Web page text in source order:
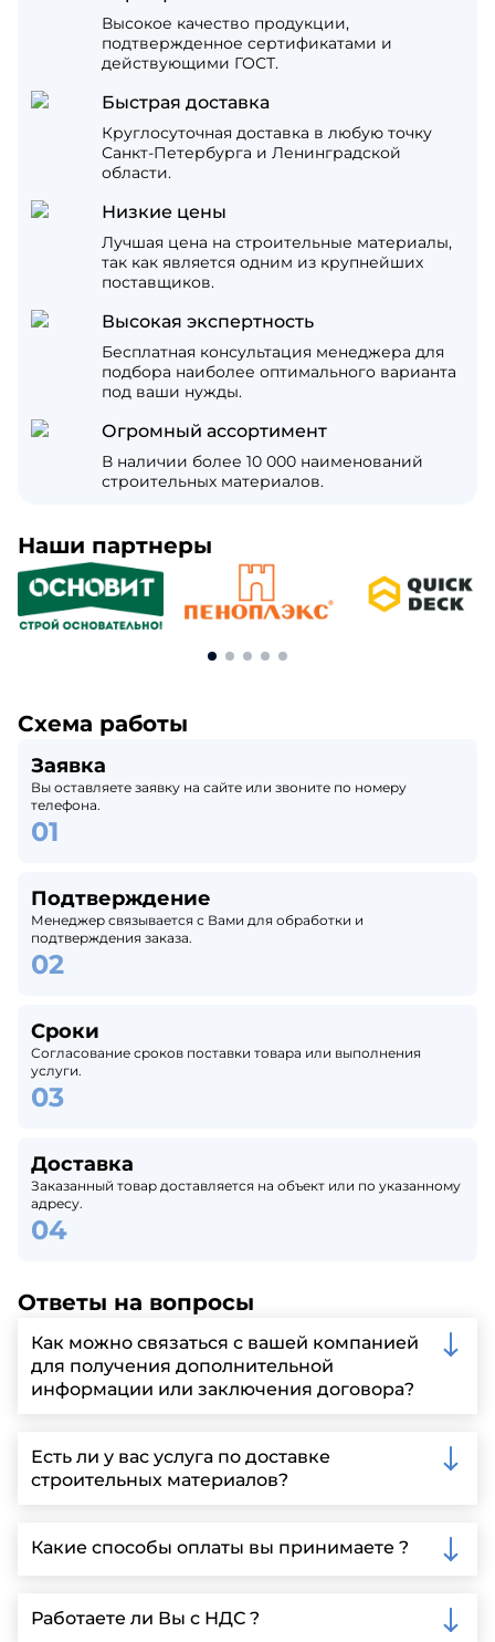
Высокое качество продукции,
подтвержденное сертификатами и
действующими ГОСТ.
Быстрая доставка
Круглосуточная доставка в любую точку
Санкт-Петербурга и Ленинградской
области.
Низкие цены
Лучшая цена на строительные материалы,
так как является одним из крупнейших
поставщиков.
Высокая экспертность
Бесплатная консультация менеджера для
подбора наиболее оптимального варианта
под ваши нужды.
Огромный ассортимент
В наличии более 10 000 наименований
строительных материалов.
Наши партнеры
Схема работы
Заявка
Вы оставляете заявку на сайте или звоните по номеру
телефона.
Подтверждение
Менеджер связывается с Вами для обработки и
подтверждения заказа.
Сроки
Согласование сроков поставки товара или выполнения
услуги.
Доставка
Заказанный товар доставляется на объект или по указанному
адресу.
Ответы на вопросы
Как можно связаться с вашей компанией
для получения дополнительной
информации или заключения договора?
запрос через нашу официальную почту или
заполнить форму на нашем сайте для более
детальной информации и организации встречи.
Есть ли у вас услуга по доставке
строительных материалов?
Ленинградской области, у нас собственный
автопарк, для обеспечения быстрой и надежной
Какие способы оплаты вы принимаете ?
включая наличные, банковские переводы,
кредитные карты. Подробную информацию о
Работаете ли Вы с НДС ?